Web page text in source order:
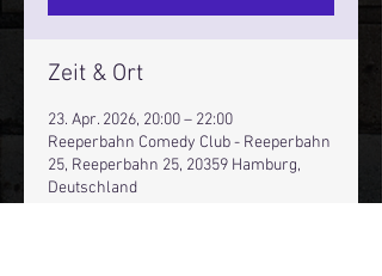
Zeit & Ort
23. Apr. 2026, 20:00 – 22:00
Reeperbahn Comedy Club - Reeperbahn
25, Reeperbahn 25, 20359 Hamburg,
Deutschland